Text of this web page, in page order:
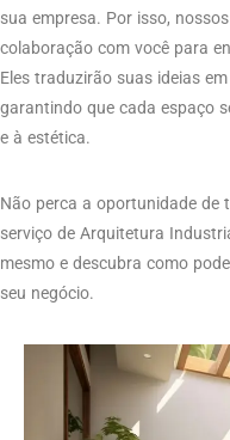
sua empresa. Por isso,
colaboração com você para
Eles traduzirão suas ideias
garantindo que cada espaço
e à estética.
Não perca a oportunidade
serviço de Arquitetura
mesmo e descubra como
seu negócio.